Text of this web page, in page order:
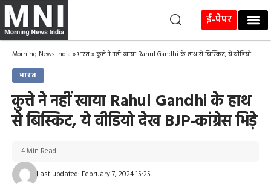
ई-पेपर
Morning News India »भारत»कुत्ते ने नहीं खाया Rahul Gandhi के हाथ से बिस्किट, ये वीडियो देख BJP-कांग्रेस भिड़े
भारत
कुत्ते ने नहीं खाया Rahul Gandhi के हाथ
से बिस्किट, ये वीडियो देख BJP-कांग्रेस भिड़े
Last updated: February 7, 2024 15:25
4 Min Read